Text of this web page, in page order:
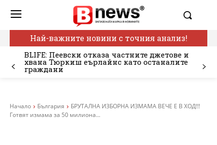
Най-важните новини с точния анализ!
BLIFE: Пеевски отказа частните джетове и
хвана Тюркиш еърлайнс като останалите
граждани
Начало България
БРУТАЛНА ИЗБОРНА ИЗМАМА ВЕЧЕ Е В ХОД!!!
Готвят измама за 50 милиона...